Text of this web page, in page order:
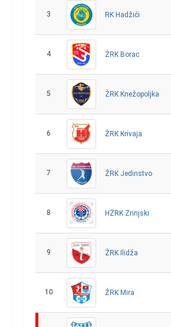
3 RK Hadžići
4 ŽRK Borac
5 ŽRK Knežopoljka
6 ŽRK Krivaja
7 ŽRK Jedinstvo
8 HŽRK Zrinjski
9 ŽRK Ilidža
10 ŽRK Mira